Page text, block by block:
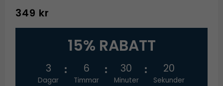
349 kr
15% RABATT
3
Dagar
6
Timmar
30
Minuter
20
Sekunder